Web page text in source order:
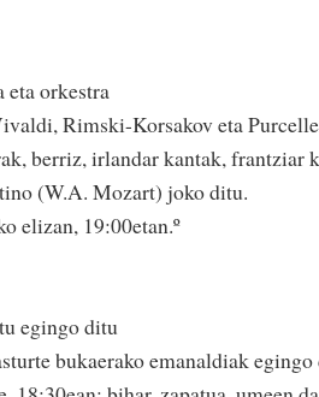
eta orkestra
Rimski-Korsakov eta
berriz, irlandar kantak, frantziar
(W.A. Mozart) joko ditu.
elizan, 19:00etan.º
egingo ditu
bukaerako emanaldiak